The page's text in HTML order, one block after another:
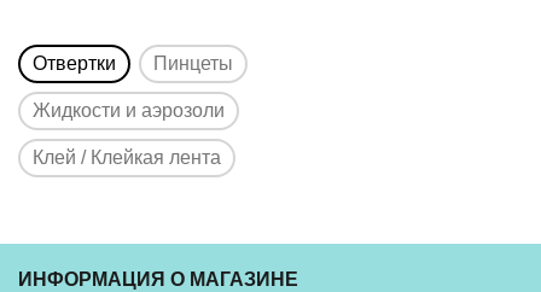
Отвертки Пинцеты
Жидкости и аэрозоли
Клей / Клейкая лента
ИНФОРМАЦИЯ О МАГАЗИНЕ